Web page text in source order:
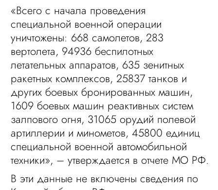
«Всего с начала проведения
специальной военной операции
уничтожены: 668 самолетов, 283
вертолета, 94936 беспилотных
летательных аппаратов, 635 зенитных
ракетных комплексов, 25837 танков и
других боевых бронированных машин,
1609 боевых машин реактивных систем
залпового огня, 31065 орудий полевой
артиллерии и минометов, 45800 единиц
специальной военной автомобильной
техники», – утверждается в отчете МО РФ.
В эти данные не включены сведения по